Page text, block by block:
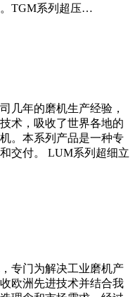
TGM系列超压…
几年的磨机生产经验，
术，吸收了世界各地的
。本系列产品是一种专
交付。 LUM系列超细立
专门为解决工业磨机产
欧洲先进技术并结合我